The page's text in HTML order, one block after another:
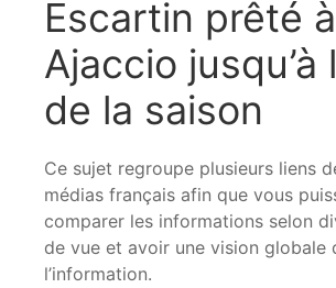
Escartin prêté à
Ajaccio jusqu’à
de la saison
Ce sujet regroupe plusieurs liens
médias français afin que vous
comparer les informations selon
de vue et avoir une vision globale
l’information.